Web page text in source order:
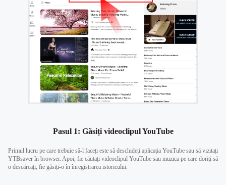
Pasul 1: Găsiți videoclipul YouTube
Primul lucru pe care trebuie să-l faceți este să deschideți aplicația YouTube sau să vizitați
YTBsaver în browser. Apoi, fie căutați videoclipul YouTube sau muzica pe care doriți să
o descărcați, fie găsiți-o în înregistrarea istoricului.